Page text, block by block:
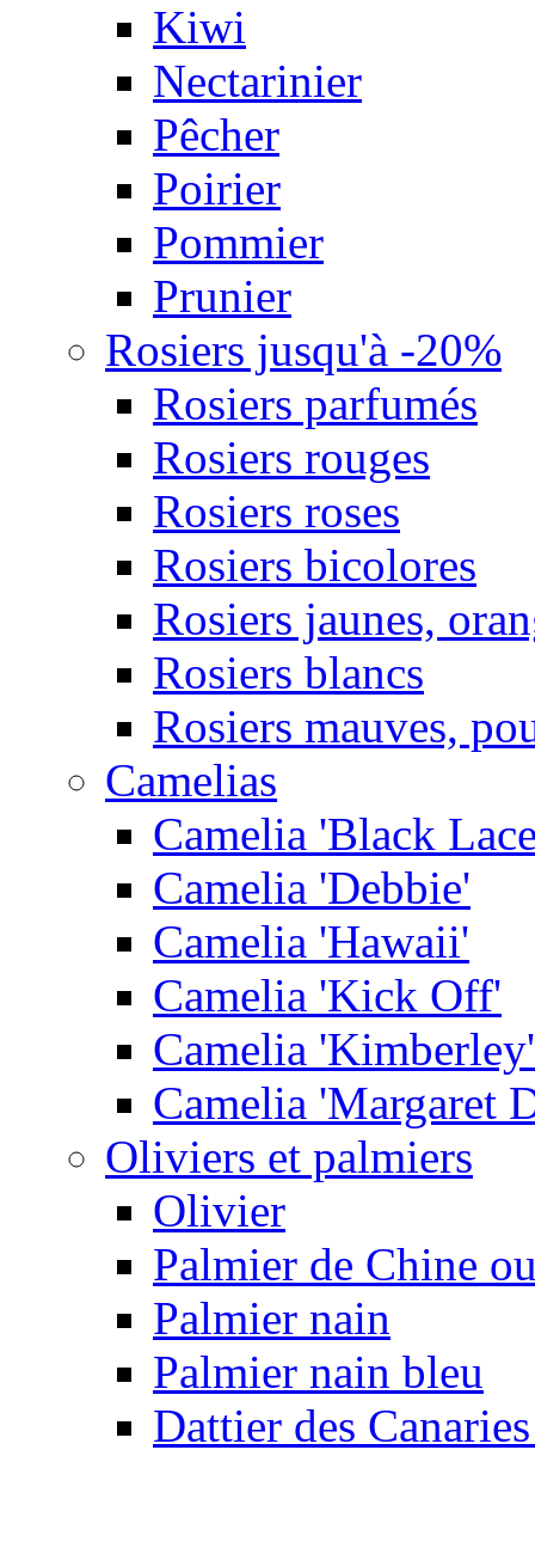
Kiwi
Nectarinier
Pêcher
Poirier
Pommier
Prunier
Rosiers jusqu'à -20%
Rosiers parfumés
Rosiers rouges
Rosiers roses
Rosiers bicolores
Rosiers jaunes,
Rosiers blancs
Rosiers mauves,
Camelias
Camelia 'Black
Camelia 'Debbie'
Camelia 'Hawaii'
Camelia 'Kick Off'
Camelia 'Kimberley'
Camelia 'Margaret
Oliviers et palmiers
Olivier
Palmier de Chine
Palmier nain
Palmier nain bleu
Dattier des